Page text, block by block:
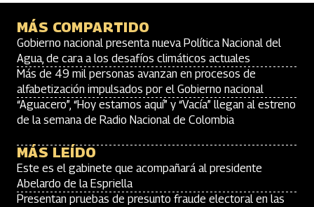
MÁS COMPARTIDO
Gobierno nacional presenta nueva Política Nacional del
Agua, de cara a los desafíos climáticos actuales
Más de 49 mil personas avanzan en procesos de
alfabetización impulsados por el Gobierno nacional
“Aguacero”, “Hoy estamos aquí” y “Vacía” llegan al estreno
de la semana de Radio Nacional de Colombia
MÁS LEÍDO
Este es el gabinete que acompañará al presidente
Abelardo de la Espriella
Presentan pruebas de presunto fraude electoral en las